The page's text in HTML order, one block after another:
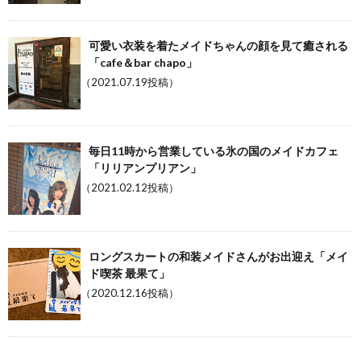
可愛い衣装を着たメイドちゃんの顔を見て癒される
「cafe＆bar chapo」
（2021.07.19投稿）
毎日11時から営業している氷の国のメイドカフェ
「リリアンプリアン」
（2021.02.12投稿）
ロングスカートの和装メイドさんがお出迎え「メイ
ド喫茶 最果て」
（2020.12.16投稿）